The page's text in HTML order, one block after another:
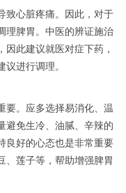
致心脏疼痛。因此，对于
理脾胃。中医的辨证施治
此建议就医对症下药，
进行调理。
要。应多选择易消化、温
避免生冷、油腻、辛辣的
良好的心态也是非常重要
、莲子等，帮助增强脾胃